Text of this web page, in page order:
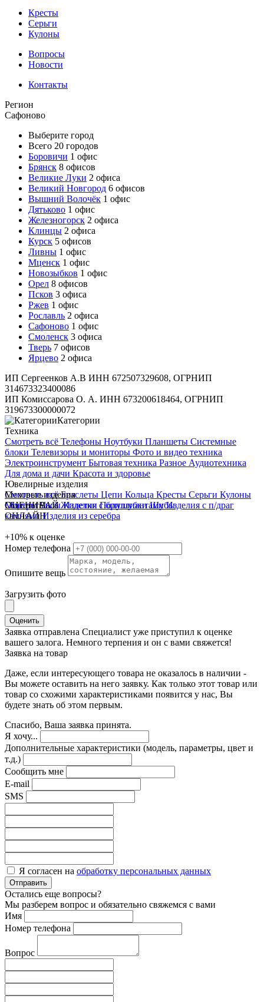
Кресты
Серьги
Кулоны
Вопросы
Новости
Контакты
Регион
Сафоново
Выберите город
Всего 20 городов
Боровичи 1 офис
Брянск 8 офисов
Великие Луки 2 офиса
Великий Новгород 6 офисов
Вышний Волочёк 1 офис
Дятьково 1 офис
Железногорск 2 офиса
Клинцы 2 офиса
Курск 5 офисов
Ливны 1 офис
Мценск 1 офис
Новозыбков 1 офис
Орел 8 офисов
Псков 3 офиса
Ржев 1 офис
Рославль 2 офиса
Сафоново 1 офис
Смоленск 3 офиса
Тверь 7 офисов
Ярцево 2 офиса
ИП Сергеенков А.В ИНН 672507329608, ОГРНИП
314673323400086
ИП Комиссарова О. А. ИНН 673200618464, ОГРНИП
319673300000072
Категории
Техника
Смотреть всё Телефоны Ноутбуки Планшеты Системные
блоки Телевизоры и мониторы Фото и видео техника
Электроинструмент Бытовая техника Разное Аудиотехника
Для дома и дачи Красота и здоровье
Ювелирные изделия
Смотреть всёБраслеты Цепи Кольца Кресты Серьги Кулоны
МонетыЧасыИзделия с бриллиантамиИзделия с п/драг
камнямиИзделия из серебра
Меховые изделия
Смотреть всёЖилеткиПолушубкиШубы
ОЦЕНИВАЙ
ОНЛАЙН
+10% к оценке
Номер телефона
Опишите вещь
Загрузить фото
Оценить
Заявка отправлена Специалист уже приступил к оценке
вашего залога. Немного терпения и он с вами свяжется!
Заявка на товар
Даже, если интересующего товара не оказалось в наличии -
Вы можете оставить на него заявку. Как только этот товар или
товар со схожими характеристиками появится у нас, Вы
будете знать об этом первым.
Спасибо, Ваша заявка принята.
Я хочу...
Дополнительные характеристики (модель, параметры, цвет и
т.д.)
Сообщить мне
E-mail
SMS
Я согласен на обработку персональных данных
Отправить
Остались еще вопросы?
Мы разберем вопрос и обязательно свяжемся с вами
Имя
Номер телефона
Вопрос